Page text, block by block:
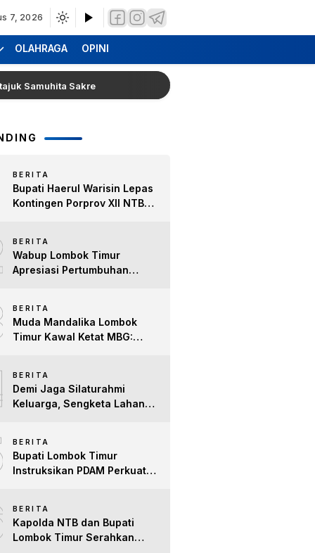
7, 2026
OLAHRAGA OPINI
Sakre Hearing Warga Dara Kunci Ke
BERITA
Bupati Haerul Warisin Lepas
Kontingen Porprov XII NTB
untuk Lombok Timur
BERITA
Wabup Lombok Timur
Apresiasi Pertumbuhan
Difabel
BERITA
Muda Mandalika Lombok
Timur Kawal Ketat MBG:
BERITA
Demi Jaga Silaturahmi
Keluarga, Sengketa Lahan
BERITA
Bupati Lombok Timur
Instruksikan PDAM Perkuat
Terpenuhi
BERITA
Kapolda NTB dan Bupati
Lombok Timur Serahkan